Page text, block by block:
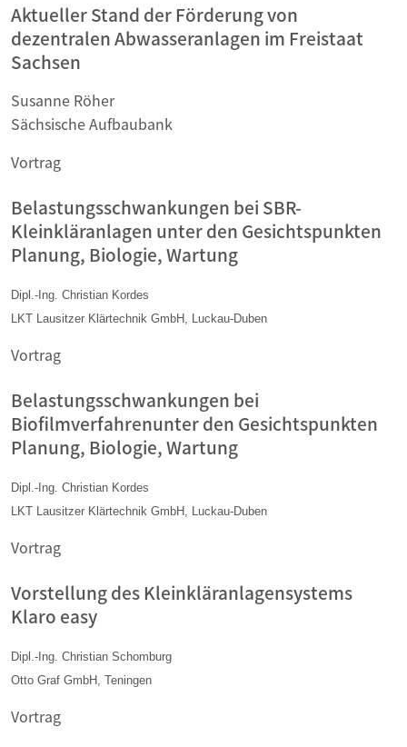
Aktueller Stand der Förderung von
dezentralen Abwasseranlagen im Freistaat
Sachsen
Susanne Röher
Sächsische Aufbaubank
Vortrag
Belastungsschwankungen bei SBR-
Kleinkläranlagen unter den Gesichtspunkten
Planung, Biologie, Wartung
Dipl.-Ing. Christian Kordes
LKT Lausitzer Klärtechnik GmbH, Luckau-Duben
Vortrag
Belastungsschwankungen bei
Biofilmverfahrenunter den Gesichtspunkten
Planung, Biologie, Wartung
Dipl.-Ing. Christian Kordes
LKT Lausitzer Klärtechnik GmbH, Luckau-Duben
Vortrag
Vorstellung des Kleinkläranlagensystems
Klaro easy
Dipl.-Ing. Christian Schomburg
Otto Graf GmbH, Teningen
Vortrag